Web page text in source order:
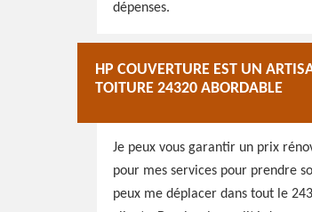
dépenses.
HP COUVERTURE EST UN
TOITURE 24320 ABORDABLE
Je peux vous garantir un prix
pour mes services pour prendre
peux me déplacer dans tout le